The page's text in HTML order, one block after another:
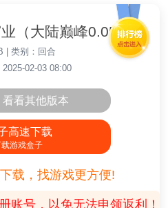
巅峰霸业（大陆巅峰0.05折）_2
| 类别：回合
02-03 08:00
看看其他版本
高速下载
载游戏盒子
载，找游戏更方便!
账号，以免无法申领返利！